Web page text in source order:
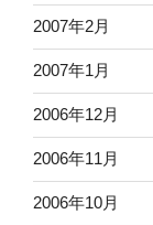
2007年2月
2007年1月
2006年12月
2006年11月
2006年10月